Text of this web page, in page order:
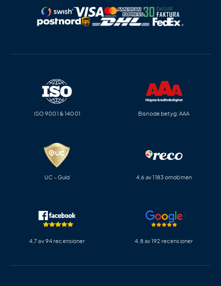
ISO 9001 & 14001 Bisnode betyg: AAA
UC - Guld 4,6 av 1183 omdömen
4,7 av 94 recensioner 4,8 av 192 recensioner